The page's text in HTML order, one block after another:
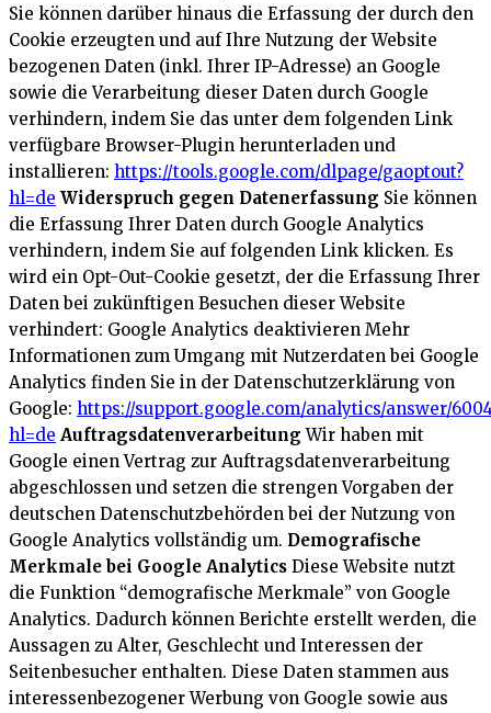
Sie können darüber hinaus die Erfassung der durch den
Cookie erzeugten und auf Ihre Nutzung der Website
bezogenen Daten (inkl. Ihrer IP-Adresse) an Google
sowie die Verarbeitung dieser Daten durch Google
verhindern, indem Sie das unter dem folgenden Link
verfügbare Browser-Plugin herunterladen und
installieren: https://tools.google.com/dlpage/gaoptout?
hl=de Widerspruch gegen Datenerfassung Sie können
die Erfassung Ihrer Daten durch Google Analytics
verhindern, indem Sie auf folgenden Link klicken. Es
wird ein Opt-Out-Cookie gesetzt, der die Erfassung Ihrer
Daten bei zukünftigen Besuchen dieser Website
verhindert: Google Analytics deaktivieren Mehr
Informationen zum Umgang mit Nutzerdaten bei Google
Analytics finden Sie in der Datenschutzerklärung von
Google: https://support.google.com/analytics/answer/
hl=de Auftragsdatenverarbeitung Wir haben mit
Google einen Vertrag zur Auftragsdatenverarbeitung
abgeschlossen und setzen die strengen Vorgaben der
deutschen Datenschutzbehörden bei der Nutzung von
Google Analytics vollständig um. Demografische
Merkmale bei Google Analytics Diese Website nutzt
die Funktion “demografische Merkmale” von Google
Analytics. Dadurch können Berichte erstellt werden, die
Aussagen zu Alter, Geschlecht und Interessen der
Seitenbesucher enthalten. Diese Daten stammen aus
interessenbezogener Werbung von Google sowie aus